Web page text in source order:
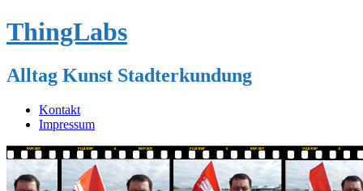
ThingLabs
Alltag Kunst Stadterkundung
Kontakt
Impressum